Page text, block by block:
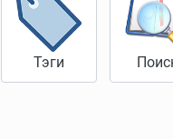
Тэги